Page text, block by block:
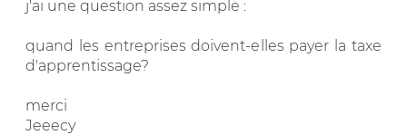
j'ai une question assez simple :
quand les entreprises doivent-elles payer la taxe
d'apprentissage?
merci
Jeeecy